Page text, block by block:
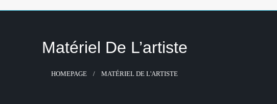
Matériel De L’artiste
HOMEPAGE MATÉRIEL DE L'ARTISTE